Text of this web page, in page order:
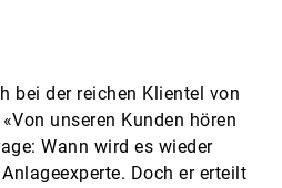
bei der reichen Klientel von
unseren Kunden hören
Wann wird es wieder
Doch er erteilt